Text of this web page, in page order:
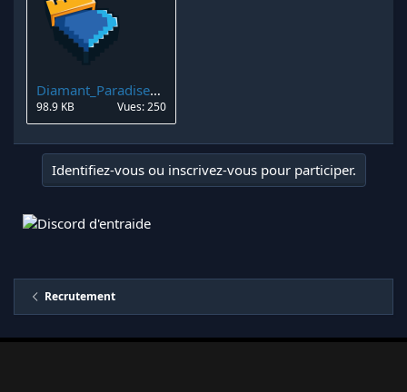
Diamant_Paradise_copie.png
98.9 KB Vues: 250
Identifiez-vous ou inscrivez-vous pour participer.
Recrutement